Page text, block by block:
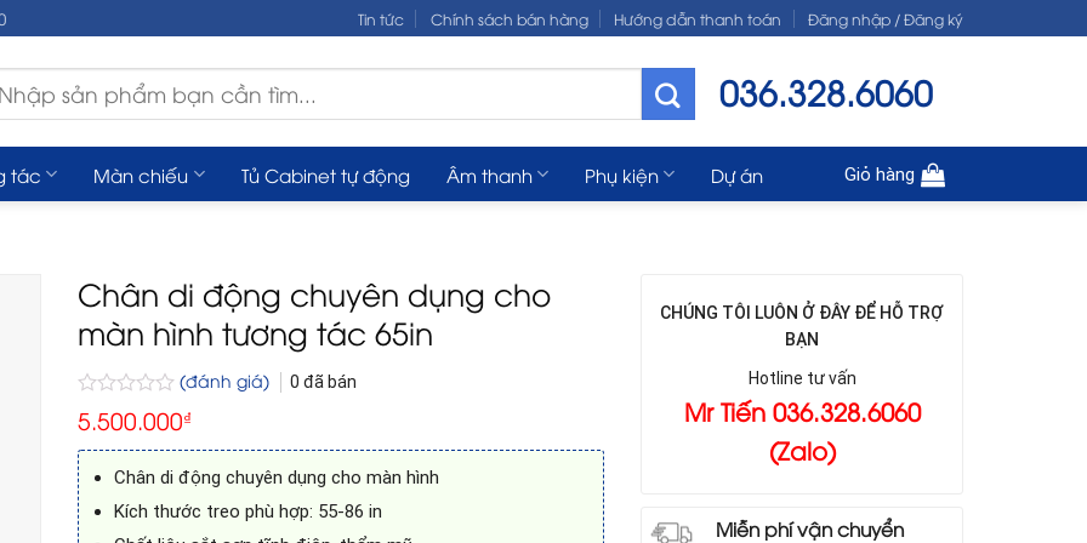
Tin tức Chính sách bán hàng Hướng dẫn thanh toán Đăng nhập / Đăng ký
036.328.6060
tác Màn chiếu Tủ Cabinet tự động Âm thanh Phụ kiện Dự án Giỏ hàng
Chân di động chuyên dụng cho
màn hình tương tác 65in
Được
xếp
hạng
0
5
sao
(đánh giá) 0 đã bán
5.500.000₫
Chân di động chuyên dụng cho màn hình
Kích thước treo phù hợp: 55-86 in
CHÚNG TÔI LUÔN Ở ĐÂY ĐỂ HỖ TRỢ
BẠN
Hotline tư vấn
Mr Tiến 036.328.6060
(Zalo)
Miễn phí vận chuyển